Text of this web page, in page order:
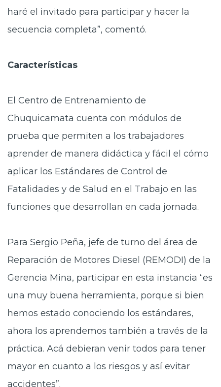
haré el invitado para participar y hacer la
secuencia completa”, comentó.
Características
El Centro de Entrenamiento de
Chuquicamata cuenta con módulos de
prueba que permiten a los trabajadores
aprender de manera didáctica y fácil el cómo
aplicar los Estándares de Control de
Fatalidades y de Salud en el Trabajo en las
funciones que desarrollan en cada jornada.
Para Sergio Peña, jefe de turno del área de
Reparación de Motores Diesel (REMODI) de la
Gerencia Mina, participar en esta instancia “es
una muy buena herramienta, porque si bien
hemos estado conociendo los estándares,
ahora los aprendemos también a través de la
práctica. Acá debieran venir todos para tener
mayor en cuanto a los riesgos y así evitar
accidentes”.